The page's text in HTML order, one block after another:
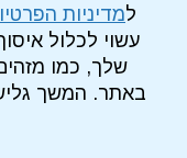
למדיניות
עשוי לכלול
שלך, כמו
באתר. המשך